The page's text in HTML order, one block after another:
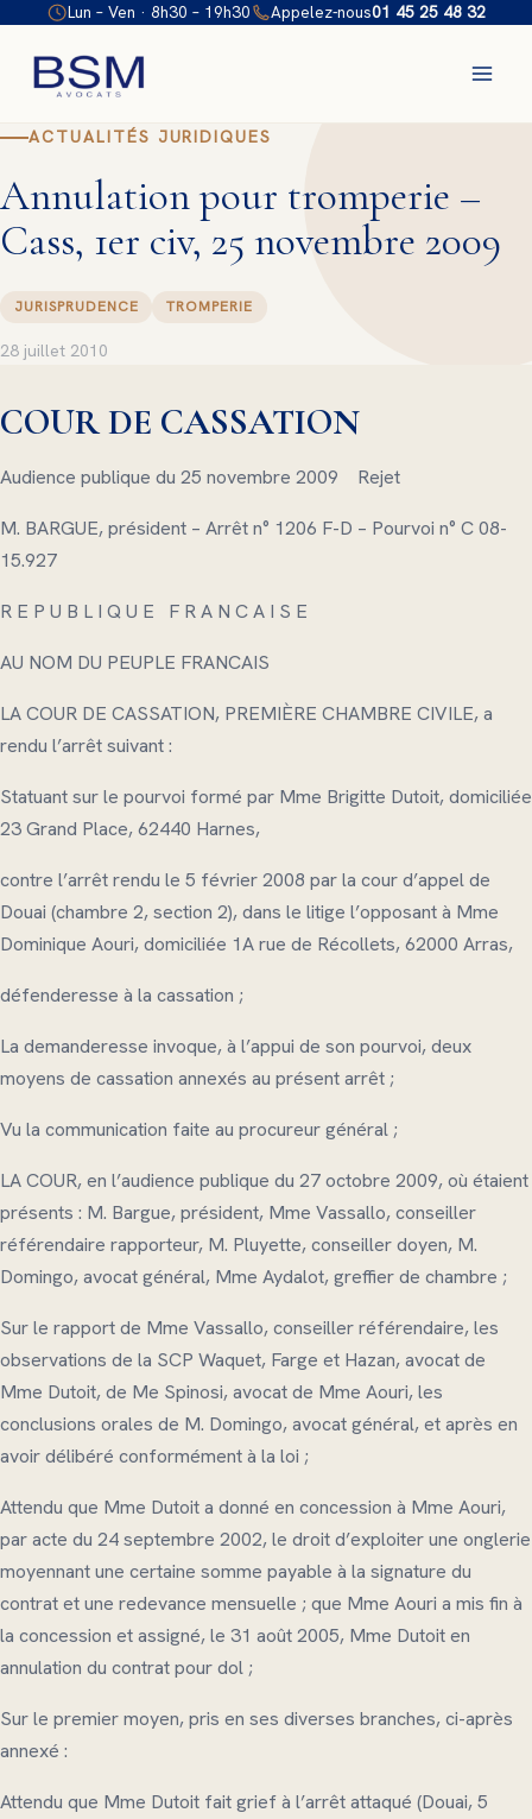
contenu
Lun – Ven · 8h30 – 19h30 Appelez-nous01 45 25 48 32
ACTUALITÉS JURIDIQUES
Annulation pour tromperie –
Cass, 1er civ, 25 novembre 2009
JURISPRUDENCE TROMPERIE
28 juillet 2010
COUR DE CASSATION
Audience publique du 25 novembre 2009 Rejet
M. BARGUE, président – Arrêt n° 1206 F-D – Pourvoi n° C 08-
15.927
R E P U B L I Q U E F R A N C A I S E
AU NOM DU PEUPLE FRANCAIS
LA COUR DE CASSATION, PREMIÈRE CHAMBRE CIVILE, a
rendu l’arrêt suivant :
Statuant sur le pourvoi formé par Mme Brigitte Dutoit, domiciliée
23 Grand Place, 62440 Harnes,
contre l’arrêt rendu le 5 février 2008 par la cour d’appel de
Douai (chambre 2, section 2), dans le litige l’opposant à Mme
Dominique Aouri, domiciliée 1A rue de Récollets, 62000 Arras,
défenderesse à la cassation ;
La demanderesse invoque, à l’appui de son pourvoi, deux
moyens de cassation annexés au présent arrêt ;
Vu la communication faite au procureur général ;
LA COUR, en l’audience publique du 27 octobre 2009, où étaient
présents : M. Bargue, président, Mme Vassallo, conseiller
référendaire rapporteur, M. Pluyette, conseiller doyen, M.
Domingo, avocat général, Mme Aydalot, greffier de chambre ;
Sur le rapport de Mme Vassallo, conseiller référendaire, les
observations de la SCP Waquet, Farge et Hazan, avocat de
Mme Dutoit, de Me Spinosi, avocat de Mme Aouri, les
conclusions orales de M. Domingo, avocat général, et après en
avoir délibéré conformément à la loi ;
Attendu que Mme Dutoit a donné en concession à Mme Aouri,
par acte du 24 septembre 2002, le droit d’exploiter une onglerie
moyennant une certaine somme payable à la signature du
contrat et une redevance mensuelle ; que Mme Aouri a mis fin à
la concession et assigné, le 31 août 2005, Mme Dutoit en
annulation du contrat pour dol ;
Sur le premier moyen, pris en ses diverses branches, ci-après
annexé :
Attendu que Mme Dutoit fait grief à l’arrêt attaqué (Douai, 5